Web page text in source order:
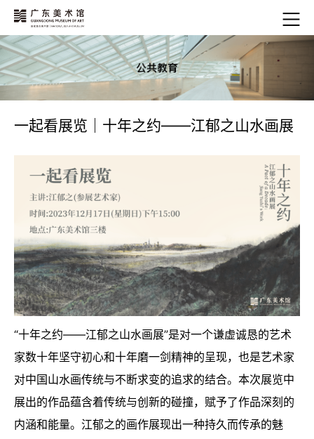
一起看展览｜十年之约——江郁之山水画展
“十年之约——江郁之山水画展”是对一个谦虚诚恳的艺术
家数十年坚守初心和十年磨一剑精神的呈现，也是艺术家
对中国山水画传统与不断求变的追求的结合。本次展览中
展出的作品蕴含着传统与创新的碰撞，赋予了作品深刻的
内涵和能量。江郁之的画作展现出一种持久而传承的魅